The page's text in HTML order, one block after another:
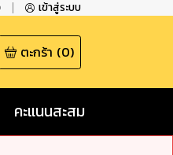
เข้าสู่ระบบ
ตะกร้า (0)
คะแนนสะสม